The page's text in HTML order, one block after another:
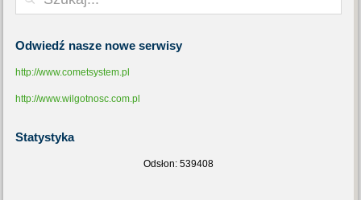
Odwiedź nasze nowe serwisy
http://www.cometsystem.pl
http://www.wilgotnosc.com.pl
Statystyka
Odsłon: 539408